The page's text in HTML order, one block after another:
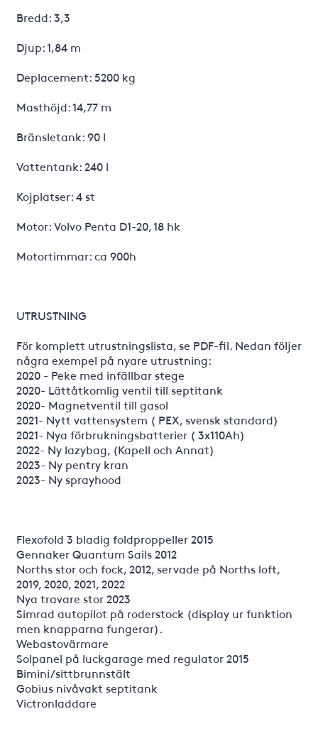
Bredd: 3,3
Djup: 1,84 m
Deplacement: 5200 kg
Masthöjd: 14,77 m
Bränsletank: 90 l
Vattentank: 240 l
Kojplatser: 4 st
Motor: Volvo Penta D1-20, 18 hk
Motortimmar: ca 900h
UTRUSTNING
För komplett utrustningslista, se PDF-fil. Nedan följer
några exempel på nyare utrustning:
2020 - Peke med infällbar stege
2020- Lättåtkomlig ventil till septitank
2020- Magnetventil till gasol
2021- Nytt vattensystem ( PEX, svensk standard)
2021- Nya förbrukningsbatterier ( 3x110Ah)
2022- Ny lazybag, (Kapell och Annat)
2023- Ny pentry kran
2023- Ny sprayhood
Flexofold 3 bladig foldproppeller 2015
Gennaker Quantum Sails 2012
Norths stor och fock, 2012, servade på Norths loft,
2019, 2020, 2021, 2022
Nya travare stor 2023
Simrad autopilot på roderstock (display ur funktion
men knapparna fungerar).
Webastovärmare
Solpanel på luckgarage med regulator 2015
Bimini/sittbrunnstält
Gobius nivåvakt septitank
Victronladdare